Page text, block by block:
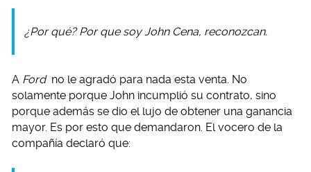
¿Por qué? Por que soy John Cena, reconozcan.
A Ford no le agradó para nada esta venta. No
solamente porque John incumplió su contrato, sino
porque además se dio el lujo de obtener una ganancia
mayor. Es por esto que demandaron. El vocero de la
compañía declaró que: